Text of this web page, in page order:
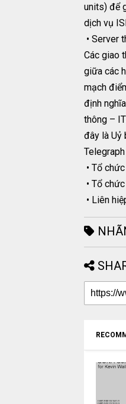
units) để
dịch vụ
• Server
Các giao
giữa các
mạch
định
thông –
đây là Uỷ
• Tổ
• Tổ
• Liên